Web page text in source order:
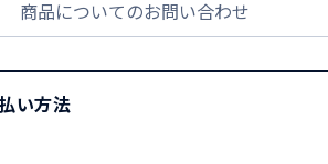
商品についてのお問い合わせ
い方法